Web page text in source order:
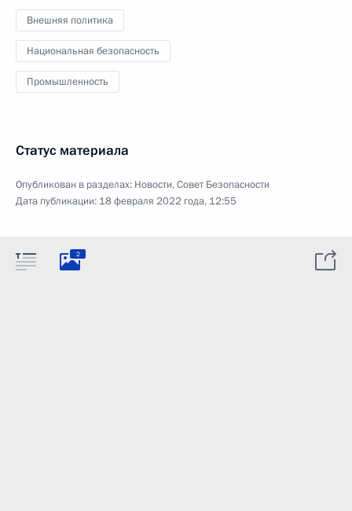
Внешняя политика
Национальная безопасность
Промышленность
Статус материала
Опубликован в разделах: Новости,Совет Безопасности
Дата публикации: 18 февраля 2022 года, 12:55
2